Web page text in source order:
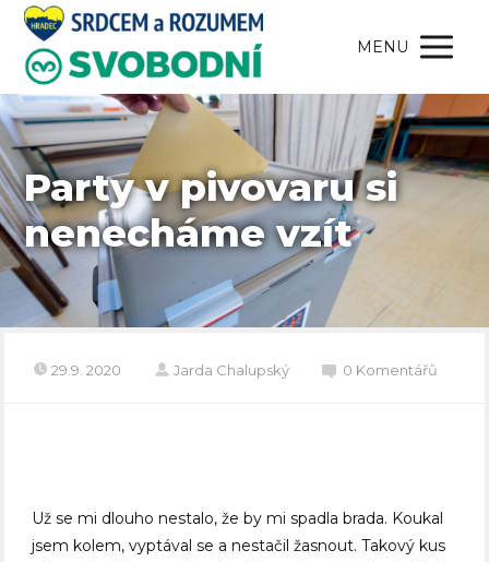
MENU
Party v pivovaru si
nenecháme vzít
29.9. 2020 Jarda Chalupský 0 Komentářů
Už se mi dlouho nestalo, že by mi spadla brada. Koukal
jsem kolem, vyptával se a nestačil žasnout. Takový kus